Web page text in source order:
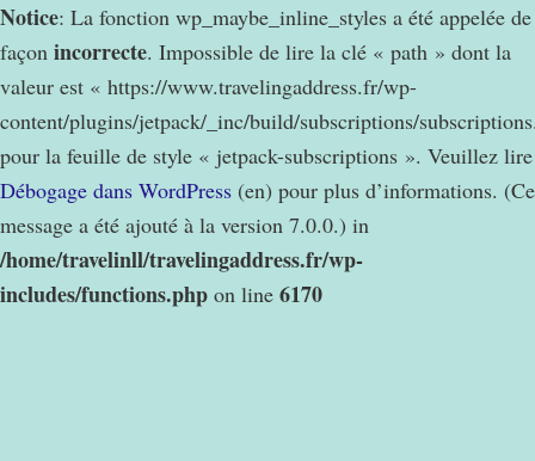
Notice: La fonction wp_maybe_inline_styles a été appelée de
façon incorrecte. Impossible de lire la clé « path » dont la
valeur est « https://www.travelingaddress.fr/wp-
content/plugins/jetpack/_inc/build/subscriptions/
pour la feuille de style « jetpack-subscriptions ». Veuillez lire
Débogage dans WordPress (en) pour plus d’informations. (Ce
message a été ajouté à la version 7.0.0.) in
/home/travelinll/travelingaddress.fr/wp-
includes/functions.php on line 6170